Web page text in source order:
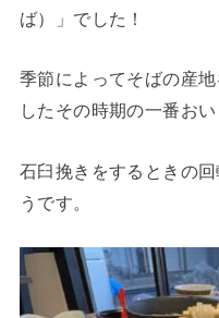
ば）」でした！
季節によってそばの産
したその時期の一番お
石臼挽きをするときの
うです。